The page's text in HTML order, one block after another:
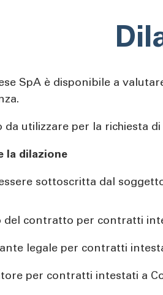
SpA è disponibile a
da utilizzare per la richiesta
la dilazione
sottoscritta dal
del contratto per contratti
legale per contratti
per contratti intestati a